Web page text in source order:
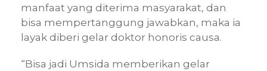
manfaat yang diterima masyarakat, dan
bisa mempertanggung jawabkan, maka ia
layak diberi gelar doktor honoris causa.
“Bisa jadi Umsida memberikan gelar